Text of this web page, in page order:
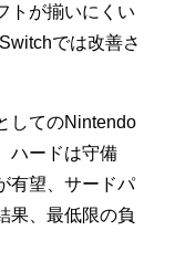
トが揃いにくい
では改善さ
してのNintendo
ハードは守備
有望、サードパ
果、最低限の負